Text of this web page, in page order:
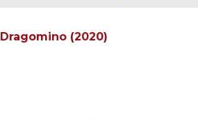
Dragomino (2020)